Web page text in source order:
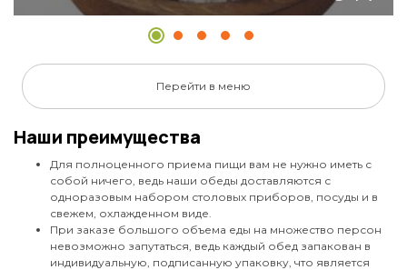
Творог 5,5%
94
ЗАКАЗАТЬ
Перейти в меню
Наши преимущества
Для полноценного приема пищи вам не нужно иметь с
собой ничего, ведь наши обеды доставляются с
одноразовым набором столовых приборов, посуды и в
свежем, охлажденном виде.
При заказе большого объема еды на множество персон
невозможно запутаться, ведь каждый обед запакован в
индивидуальную, подписанную упаковку, что является